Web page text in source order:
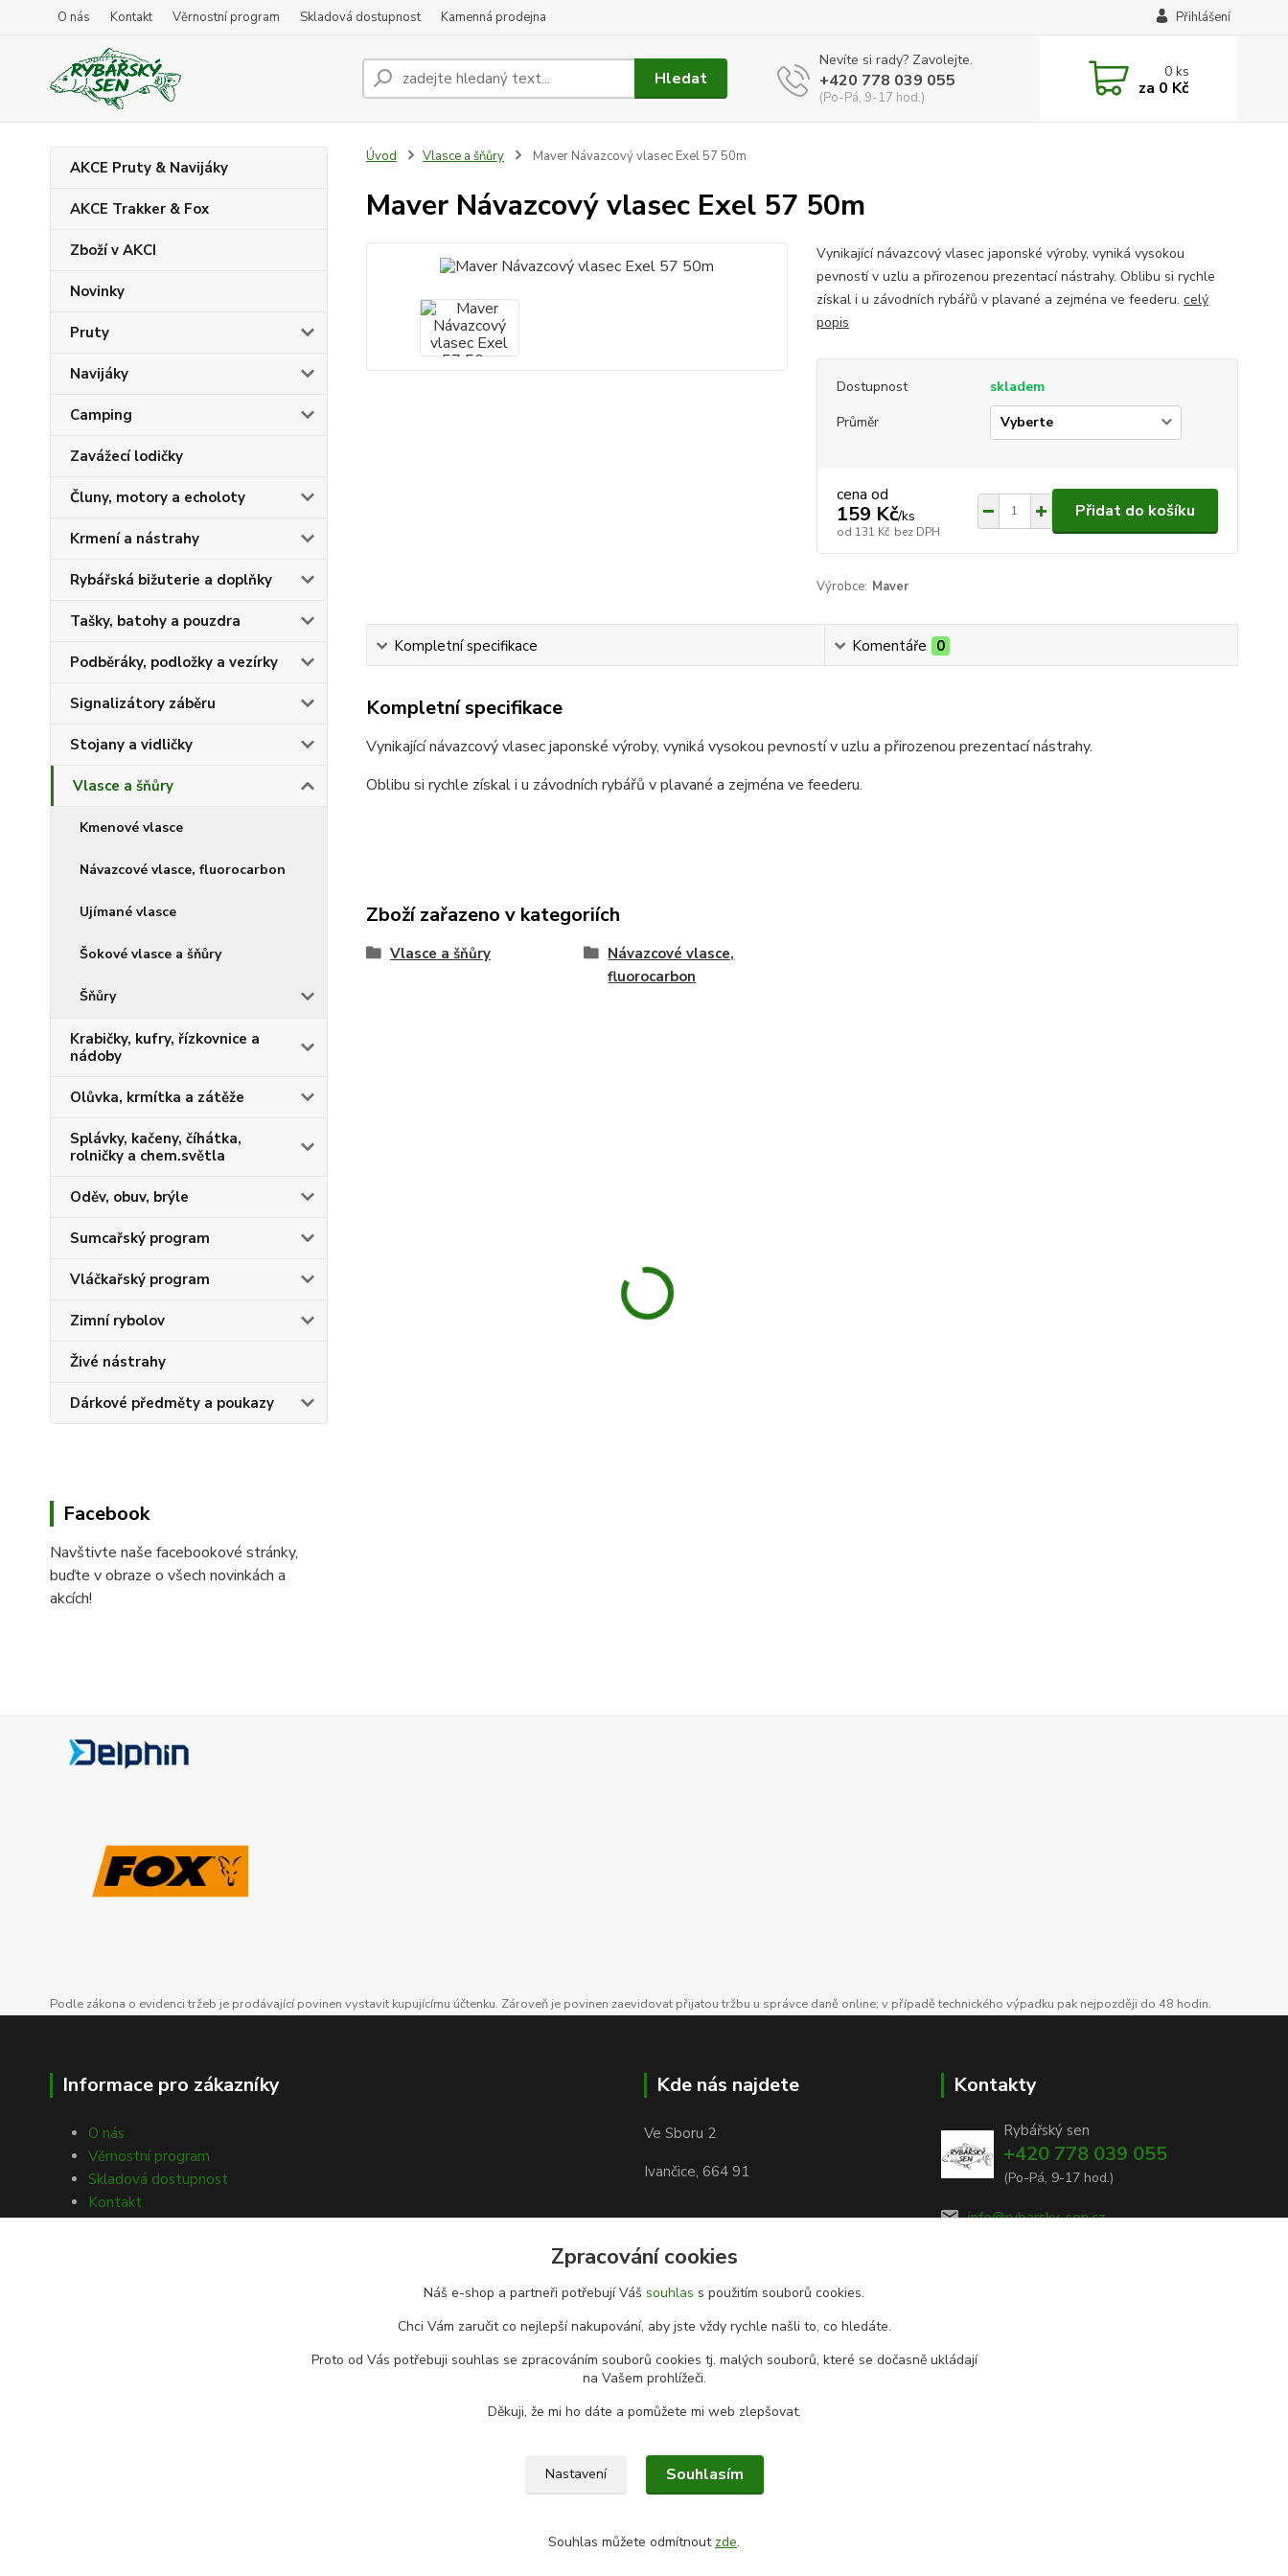
O nás Kontakt Věrnostní program Skladová dostupnost Kamenná prodejna Přihlášení
Hledat
Nevíte si rady? Zavolejte.
+420 778 039 055
(Po-Pá, 9-17 hod.)
0ks
za 0 Kč
AKCE Pruty & Navijáky
AKCE Trakker & Fox
Zboží v AKCI
Novinky
Pruty
Navijáky
Camping
Zavážecí lodičky
Čluny, motory a echoloty
Krmení a nástrahy
Rybářská bižuterie a doplňky
Tašky, batohy a pouzdra
Podběráky, podložky a vezírky
Signalizátory záběru
Stojany a vidličky
Vlasce a šňůry
Kmenové vlasce
Návazcové vlasce, fluorocarbon
Ujímané vlasce
Šokové vlasce a šňůry
Šňůry
Krabičky, kufry, řízkovnice a
nádoby
Olůvka, krmítka a zátěže
Splávky, kačeny, číhátka,
rolničky a chem.světla
Oděv, obuv, brýle
Sumcařský program
Vláčkařský program
Zimní rybolov
Živé nástrahy
Dárkové předměty a poukazy
Facebook
Navštivte naše facebookové stránky,
buďte v obraze o všech novinkách a
akcích!
Úvod Vlasce a šňůry Maver Návazcový vlasec Exel 57 50m
Maver Návazcový vlasec Exel 57 50m
Vynikající návazcový vlasec japonské výroby, vyniká vysokou
pevností v uzlu a přirozenou prezentací nástrahy. Oblibu si rychle
získal i u závodních rybářů v plavané a zejména ve feederu. celý
popis
Dostupnost
skladem
Průměr
cena od
159 Kč/ks
od 131 Kč bez DPH
Přidat do košíku
Výrobce: Maver
Kompletní specifikace Komentáře 0
Kompletní specifikace
Vynikající návazcový vlasec japonské výroby, vyniká vysokou pevností v uzlu a přirozenou prezentací nástrahy.
Oblibu si rychle získal i u závodních rybářů v plavané a zejména ve feederu.
Zboží zařazeno v kategoriích
Vlasce a šňůry
Návazcové vlasce,
fluorocarbon
Podle zákona o evidenci tržeb je prodávající povinen vystavit kupujícímu účtenku. Zároveň je povinen zaevidovat přijatou tržbu u správce daně online; v případě technického výpadku pak nejpozději do 48 hodin.
Informace pro zákazníky
O nás
Věrnostní program
Skladová dostupnost
Kontakt
Obchodní podmínky
Kde nás najdete
Ve Sboru 2
Ivančice, 664 91
Kontakty
Rybářský sen
+420 778 039 055
(Po-Pá, 9-17 hod.)
info@rybarsky-sen.cz
Zpracování cookies
Náš e-shop a partneři potřebují Váš souhlas s použitím souborů cookies.
Chci Vám zaručit co nejlepší nakupování, aby jste vždy rychle našli to, co hledáte.
Proto od Vás potřebuji souhlas se zpracováním souborů cookies tj. malých souborů, které se dočasně ukládají
na Vašem prohlížeči.
Děkuji, že mi ho dáte a pomůžete mi web zlepšovat.
Nastavení Souhlasím
Souhlas můžete odmítnout zde.